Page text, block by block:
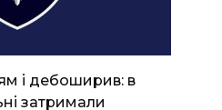
і дебоширив: в
затримали